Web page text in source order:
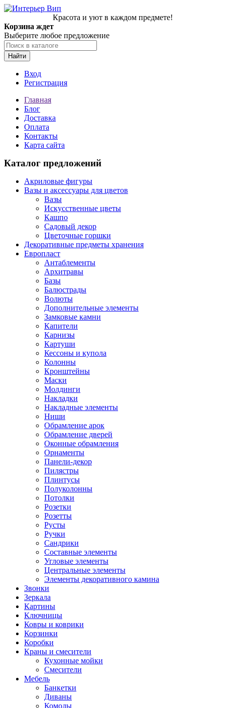
Красота и уют в каждом предмете!
Корзина ждет
Выберите любое предложение
Найти
Вход
Регистрация
Главная
Блог
Доставка
Оплата
Контакты
Карта сайта
Каталог предложений
Акриловые фигуры
Вазы и аксессуары для цветов
Вазы
Искусственные цветы
Кашпо
Садовый декор
Цветочные горшки
Декоративные предметы хранения
Европласт
Антаблементы
Архитравы
Базы
Балюстрады
Волюты
Дополнительные элементы
Замковые камни
Капители
Карнизы
Картуши
Кессоны и купола
Колонны
Кронштейны
Маски
Молдинги
Накладки
Накладные элементы
Ниши
Обрамление арок
Обрамление дверей
Оконные обрамления
Орнаменты
Панели-декор
Пилястры
Плинтусы
Полуколонны
Потолки
Розетки
Розетты
Русты
Ручки
Сандрики
Составные элементы
Угловые элементы
Центральные элементы
Элементы декоративного камина
Звонки
Зеркала
Картины
Ключницы
Ковры и коврики
Корзинки
Коробки
Краны и смесители
Кухонные мойки
Смесители
Мебель
Банкетки
Диваны
Комоды